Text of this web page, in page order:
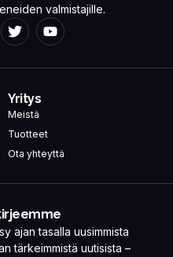
valmistajille.
Yritys
Meistä
Tuotteet
Ota yhteyttä
ajan tasalla uusimmista
tärkeimmistä uutisista –